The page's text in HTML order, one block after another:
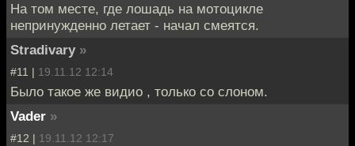
На том месте, где лошадь на мотоцикле
непринужденно летает - начал смеятся.
Stradivary »
#11 | 19.11.12 12:14
Было такое же видио , только со слоном.
Vader »
#12 | 19.11.12 12:17